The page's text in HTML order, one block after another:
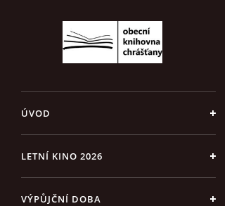
ÚVOD
LETNÍ KINO 2026
VÝPŮJČNÍ DOBA